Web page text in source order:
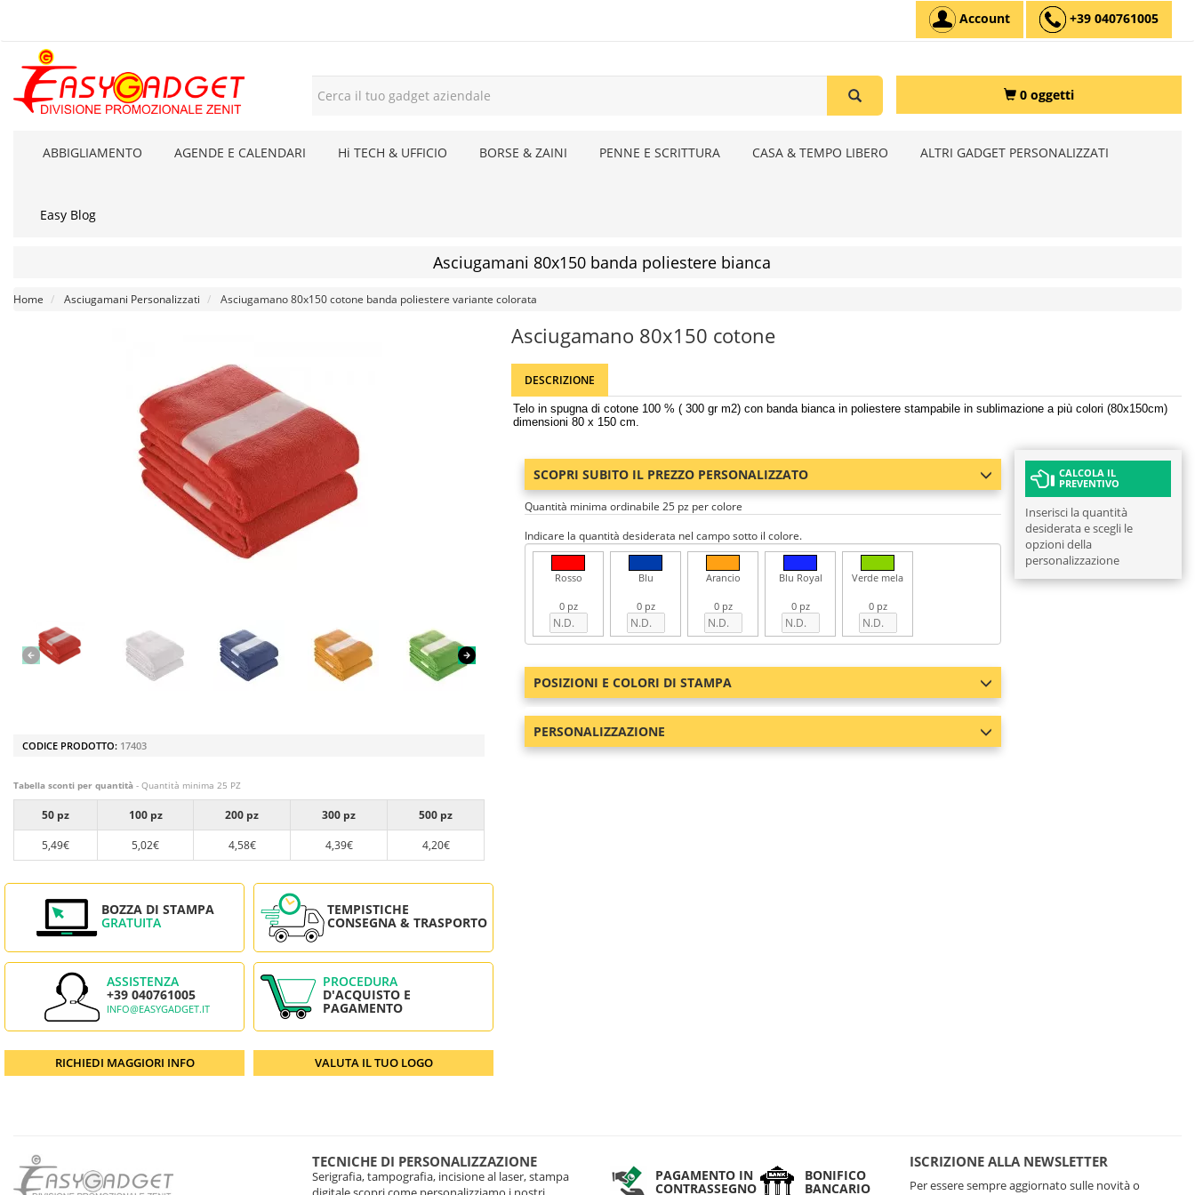
Account +39 040761005
0 oggetti
ABBIGLIAMENTO AGENDE E CALENDARI Hi TECH & UFFICIO BORSE & ZAINI PENNE E SCRITTURA CASA & TEMPO LIBERO ALTRI GADGET PERSONALIZZATI
Easy Blog
Asciugamani 80x150 banda poliestere bianca
Home Asciugamani Personalizzati Asciugamano 80x150 cotone banda poliestere variante colorata
CODICE PRODOTTO: 17403
Tabella sconti per quantità - Quantità minima 25 PZ
50 pz 100 pz 200 pz 300 pz
500 pz
5,49€
5,02€ 4,58€ 4,39€ 4,20€
BOZZA DI STAMPA
GRATUITA
TEMPISTICHE
CONSEGNA & TRASPORTO
ASSISTENZA
+39 040761005
INFO@EASYGADGET.IT
PROCEDURA
D'ACQUISTO E
PAGAMENTO
RICHIEDI MAGGIORI INFO VALUTA IL TUO LOGO
Asciugamano 80x150 cotone
DESCRIZIONE
Telo in spugna di cotone 100 % ( 300 gr m2) con banda bianca in poliestere stampabile in sublimazione a più colori (80x150cm)
dimensioni 80 x 150 cm.
SCOPRI SUBITO IL PREZZO PERSONALIZZATO
Quantità minima ordinabile 25 pz per colore
Indicare la quantità desiderata nel campo sotto il colore.
Rosso
0 pz
Blu
0 pz
Arancio
0 pz
Blu Royal
0 pz
Verde mela
0 pz
POSIZIONI E COLORI DI STAMPA
PERSONALIZZAZIONE
CALCOLA IL
PREVENTIVO
Inserisci la quantità
desiderata e scegli le
opzioni della
personalizzazione
TECNICHE DI PERSONALIZZAZIONE
Serigrafia, tampografia, incisione al laser, stampa
PAGAMENTO IN
CONTRASSEGNO
BONIFICO
BANCARIO
ISCRIZIONE ALLA NEWSLETTER
Per essere sempre aggiornato sulle novità o